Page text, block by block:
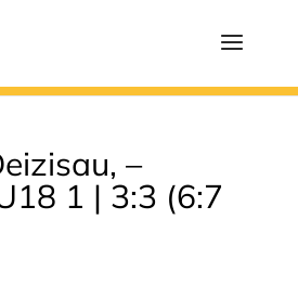
–
1 | 3:3 (6:7